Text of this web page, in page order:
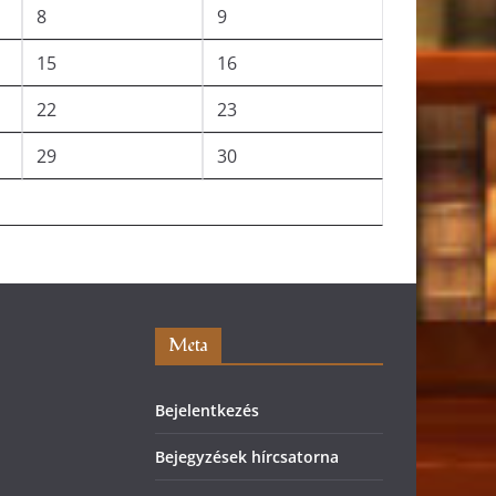
8
9
15
16
22
23
29
30
Meta
Bejelentkezés
Bejegyzések hírcsatorna